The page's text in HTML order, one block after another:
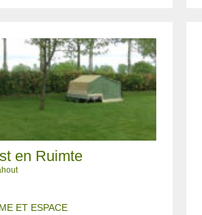
en Ruimte
ET ESPACE